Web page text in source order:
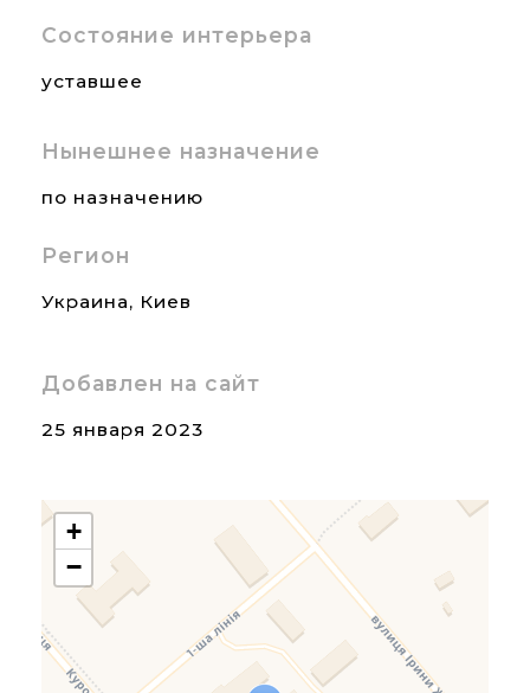
Состояние интерьера
уставшее
Нынешнее назначение
по назначению
Регион
Украина, Киев
Добавлен на сайт
25 января 2023
+
−